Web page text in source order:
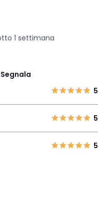
1 settimana
Segnala
5
5
5